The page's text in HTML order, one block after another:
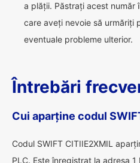
a plății. Păstrați acest număr
care aveți nevoie să urmăriți
eventuale probleme ulterior.
Întrebări
Cui aparține codul
Codul SWIFT CITIIE2XMIL
PLC. Este înregistrat la adresa 1